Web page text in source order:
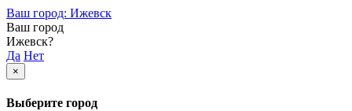
Ваш город: Ижевск
Ваш город
Ижевск?
Да Нет
×
Выберите город